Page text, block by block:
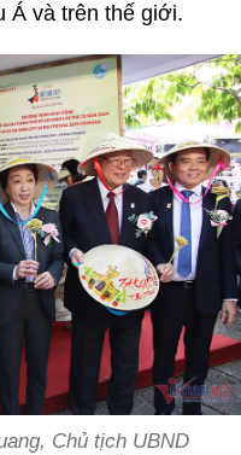
Á và trên thế giới.
Chủ tịch UBND